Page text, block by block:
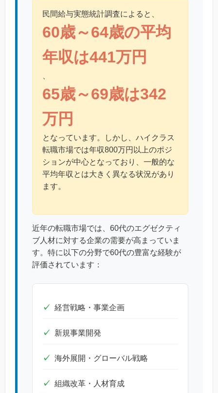
民間給与実態統計調査によると、
60歳～64歳の平均
年収は441万円
65歳～69歳は342
万円
となっています。しかし、ハイクラス
転職市場では年収800万円以上のポジ
ションが中心となっており、一般的な
平均年収とは大きく異なる状況があり
ます。
近年の転職市場では、60代のエグゼクティ
ブ人材に対する企業の需要が高まっていま
す。特に以下の分野で60代の豊富な経験が
評価されています：
経営戦略・事業企画
新規事業開発
海外展開・グローバル戦略
組織改革・人材育成